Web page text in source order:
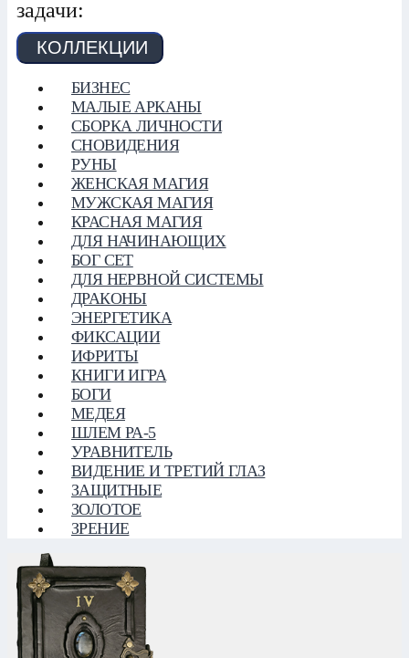
задачи:
КОЛЛЕКЦИИ
БИЗНЕС
МАЛЫЕ АРКАНЫ
СБОРКА ЛИЧНОСТИ
СНОВИДЕНИЯ
РУНЫ
ЖЕНСКАЯ МАГИЯ
МУЖСКАЯ МАГИЯ
КРАСНАЯ МАГИЯ
ДЛЯ НАЧИНАЮЩИХ
БОГ СЕТ
ДЛЯ НЕРВНОЙ СИСТЕМЫ
ДРАКОНЫ
ЭНЕРГЕТИКА
ФИКСАЦИИ
ИФРИТЫ
КНИГИ ИГРА
БОГИ
МЕДЕЯ
ШЛЕМ РА-5
УРАВНИТЕЛЬ
ВИДЕНИЕ И ТРЕТИЙ ГЛАЗ
ЗАЩИТНЫЕ
ЗОЛОТОЕ
ЗРЕНИЕ